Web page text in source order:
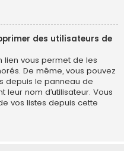
des utilisateurs de
lien vous permet de les
De même, vous pouvez
depuis le panneau de
leur nom d’utilisateur. Vous
vos listes depuis cette